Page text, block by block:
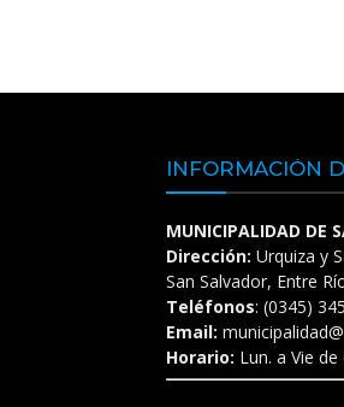
INFORMACIÓN
MUNICIPALIDAD DE
Dirección: Urquiza y
San Salvador, Entre
Teléfonos: (0345)
Email:
Horario: Lun. a Vie